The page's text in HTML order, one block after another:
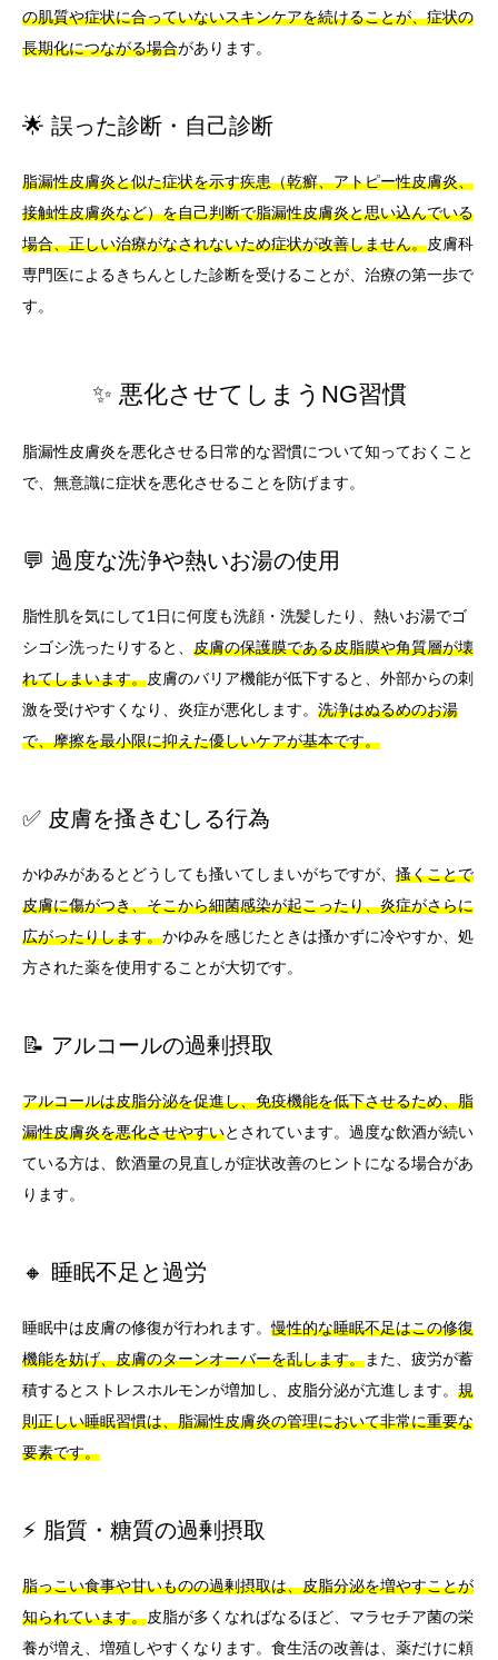
の肌質や症状に合っていないスキンケアを続けることが、症状の
長期化につながる場合があります。
🌟 誤った診断・自己診断
脂漏性皮膚炎と似た症状を示す疾患（乾癬、アトピー性皮膚炎、
接触性皮膚炎など）を自己判断で脂漏性皮膚炎と思い込んでいる
場合、正しい治療がなされないため症状が改善しません。皮膚科
専門医によるきちんとした診断を受けることが、治療の第一歩で
す。
✨ 悪化させてしまうNG習慣
脂漏性皮膚炎を悪化させる日常的な習慣について知っておくこと
で、無意識に症状を悪化させることを防げます。
💬 過度な洗浄や熱いお湯の使用
脂性肌を気にして1日に何度も洗顔・洗髪したり、熱いお湯でゴ
シゴシ洗ったりすると、 皮膚の保護膜である皮脂膜や角質層が壊
れてしまいます。皮膚のバリア機能が低下すると、外部からの刺
激を受けやすくなり、炎症が悪化します。 洗浄はぬるめのお湯
で、摩擦を最小限に抑えた優しいケアが基本です。
✅ 皮膚を搔きむしる行為
かゆみがあるとどうしても搔いてしまいがちですが、 搔くことで
皮膚に傷がつき、そこから細菌感染が起こったり、炎症がさらに
広がったりします。かゆみを感じたときは搔かずに冷やすか、処
方された薬を使用することが大切です。
📝 アルコールの過剰摂取
アルコールは皮脂分泌を促進し、免疫機能を低下させるため、脂
漏性皮膚炎を悪化させやすいとされています。過度な飲酒が続い
ている方は、飲酒量の見直しが症状改善のヒントになる場合があ
ります。
🔸 睡眠不足と過労
睡眠中は皮膚の修復が行われます。慢性的な睡眠不足はこの修復
機能を妨げ、皮膚のターンオーバーを乱します。また、疲労が蓄
積するとストレスホルモンが増加し、皮脂分泌が亢進します。 規
則正しい睡眠習慣は、脂漏性皮膚炎の管理において非常に重要な
要素です。
⚡ 脂質・糖質の過剰摂取
脂っこい食事や甘いものの過剰摂取は、皮脂分泌を増やすことが
知られています。皮脂が多くなればなるほど、マラセチア菌の栄
養が増え、増殖しやすくなります。食生活の改善は、薬だけに頼